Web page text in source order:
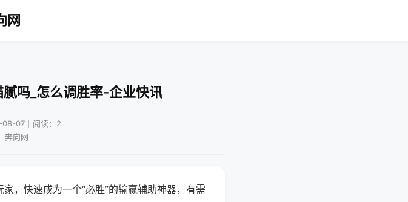
网
吗_怎么调胜率-企业快讯
07｜阅读：2
奔向网
，快速成为一个“必胜”的输赢辅助神器，有需